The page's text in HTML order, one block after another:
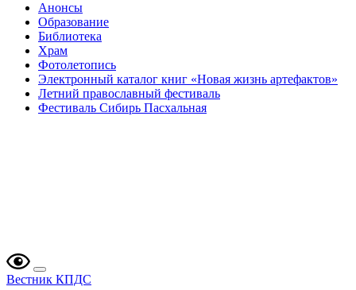
Анонсы
Образование
Библиотека
Храм
Фотолетопись
Электронный каталог книг «Новая жизнь артефактов»
Летний православный фестиваль
Фестиваль Сибирь Пасхальная
Вестник КПДС